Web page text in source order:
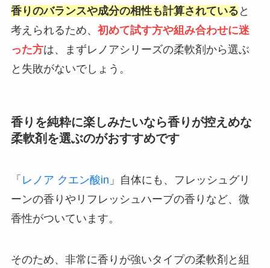
香りのバランスや成分の相性も計算されている と
考えられるため、 初めて試す方や組み合わせに迷
った方は、まずレノアシリーズの柔軟剤から選ぶ
と失敗がないでしょう。
香りを純粋に楽しみたいなら香りが控えめな
柔軟剤を選ぶのがおすすめです
「 レノア クエン酸in 」自体にも、フレッシュグリ
ーンの香りやリフレッシュハーブの香りなど、微
香性がついています。
そのため、非常に香りが強いタイプの柔軟剤と組